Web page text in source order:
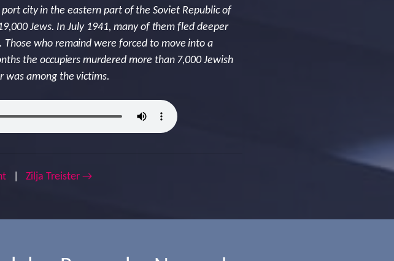
city in the eastern part of the Soviet Republic of
Jews. In July 1941, many of them fled deeper
who remaind were forced to move into a
the occupiers murdered more than 7,000 Jewish
was among the victims.
Zilja Treister →